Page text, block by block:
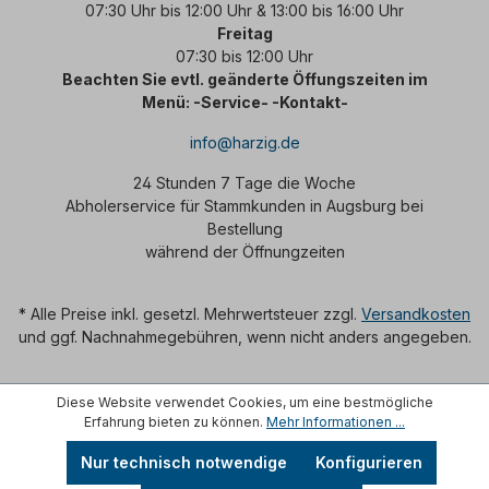
07:30 Uhr bis 12:00 Uhr & 13:00 bis 16:00 Uhr
Freitag
07:30 bis 12:00 Uhr
Beachten Sie evtl. geänderte Öffungszeiten im
Menü: -Service- -Kontakt-
info@harzig.de
24 Stunden 7 Tage die Woche
Abholerservice für Stammkunden in Augsburg bei
Bestellung
während der Öffnungzeiten
* Alle Preise inkl. gesetzl. Mehrwertsteuer zzgl. Versandkosten
und ggf. Nachnahmegebühren, wenn nicht anders angegeben.
Diese Website verwendet Cookies, um eine bestmögliche
Erfahrung bieten zu können. Mehr Informationen ...
Nur technisch notwendige Konfigurieren